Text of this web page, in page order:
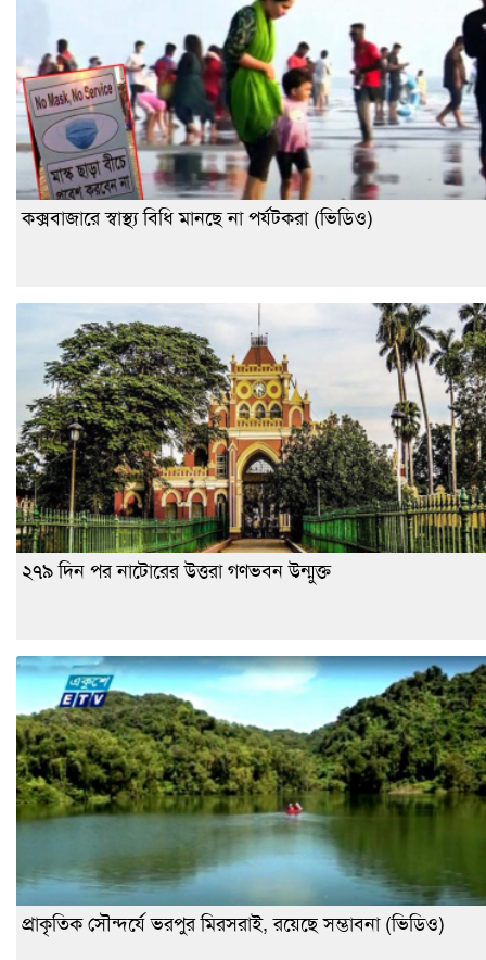
কক্সবাজারে স্বাস্থ্য বিধি মানছে না পর্যটকরা (ভিডিও)
২৭৯ দিন পর নাটোরের উত্তরা গণভবন উন্মুক্ত
প্রাকৃতিক সৌন্দর্যে ভরপুর মিরসরাই, রয়েছে সম্ভাবনা (ভিডিও)